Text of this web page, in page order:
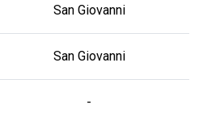
San Giovanni
San Giovanni
-